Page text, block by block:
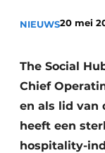
NIEUWS20 mei
The Social
Chief
en als lid van
heeft een
hospitality-